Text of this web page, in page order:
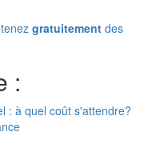
gratuitement des
:
: à quel coût s'attendre?